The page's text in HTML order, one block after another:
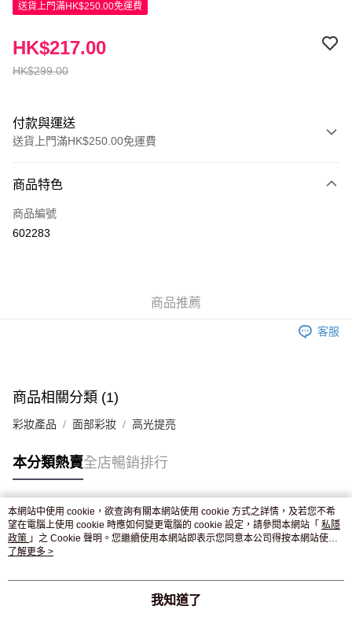
送貨上門滿HK$250.00免運費
HK$299.00
HK$217.00
付款與運送
送貨上門滿HK$250.00免運費
信用卡
Apple Pay
付款後門市自取，訂單確認後2-4個工作天到店，7天內取。逾期後
商品特色
商品編號
602283
商品推薦
客服
商品相關分類 (1)
彩妝產品 面部彩妝 高光提亮
本分類熱賣全店暢銷排行
熱門標籤
熱銷排行
本網站中使用 cookie，欲查詢有關本網站使用 cookie 方式之詳情，及若您不希
望在電腦上使用 cookie 時應如何變更電腦的 cookie 設定，請參閱本網站「 私隱
政策 」之 Cookie 聲明。您繼續使用本網站即表示您同意本公司得按本網站使用
條款之 Cookie 聲明使用 cookie。
了解更多 >
我知道了